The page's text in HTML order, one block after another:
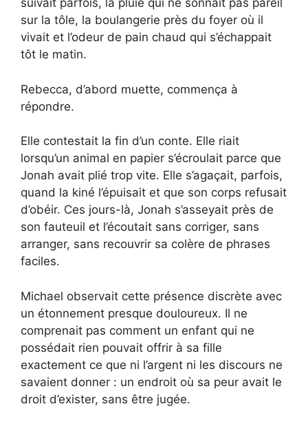
suivait parfois, la pluie qui ne sonnait pas pareil
sur la tôle, la boulangerie près du foyer où il
vivait et l’odeur de pain chaud qui s’échappait
tôt le matin.
Rebecca, d’abord muette, commença à
répondre.
Elle contestait la fin d’un conte. Elle riait
lorsqu’un animal en papier s’écroulait parce que
Jonah avait plié trop vite. Elle s’agaçait, parfois,
quand la kiné l’épuisait et que son corps refusait
d’obéir. Ces jours-là, Jonah s’asseyait près de
son fauteuil et l’écoutait sans corriger, sans
arranger, sans recouvrir sa colère de phrases
faciles.
Michael observait cette présence discrète avec
un étonnement presque douloureux. Il ne
comprenait pas comment un enfant qui ne
possédait rien pouvait offrir à sa fille
exactement ce que ni l’argent ni les discours ne
savaient donner : un endroit où sa peur avait le
droit d’exister, sans être jugée.